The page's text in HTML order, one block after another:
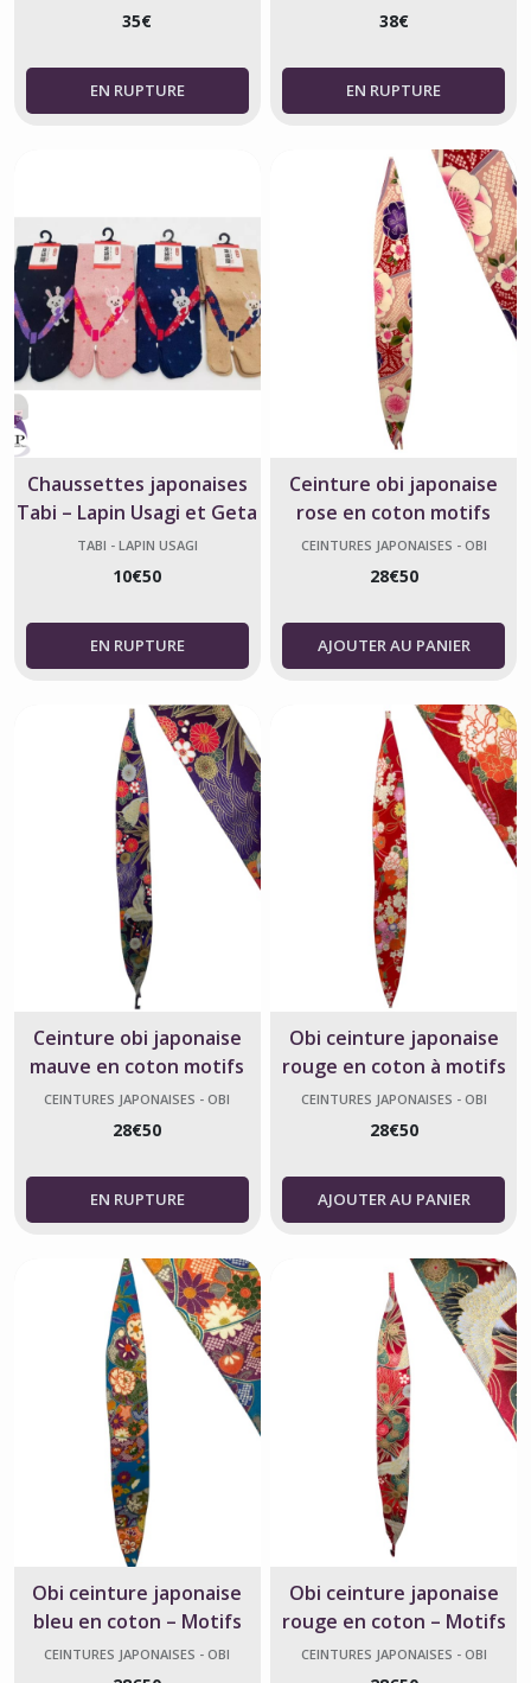
35€ 38€
Chaussettes japonaises
Tabi – Lapin Usagi et Geta
– Taille 34 à 40
TABI - LAPIN USAGI
10€50
Ceinture obi japonaise
rose en coton motifs
fleurs
CEINTURES JAPONAISES - OBI
28€50
AJOUTER AU PANIER
Ceinture obi japonaise
mauve en coton motifs
grues et fleurs
CEINTURES JAPONAISES - OBI
28€50
Obi ceinture japonaise
rouge en coton à motifs
fleurs
CEINTURES JAPONAISES - OBI
28€50
AJOUTER AU PANIER
Obi ceinture japonaise
bleu en coton – Motifs
fleurs – Fabriqué en
CEINTURES JAPONAISES - OBI
Obi ceinture japonaise
rouge en coton – Motifs
grues et jardin
CEINTURES JAPONAISES - OBI